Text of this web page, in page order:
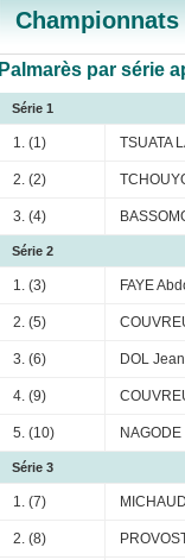
Championnats
Palmarès par série
Série 1
1. (1) TSUATA
2. (2)
3. (4)
Série 2
1. (3) FAYE
2. (5)
3. (6) DOL Jean
4. (9)
5. (10)
Série 3
1. (7)
2. (8)